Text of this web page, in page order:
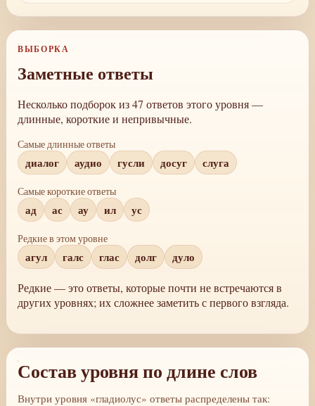
ВЫБОРКА
Заметные ответы
Несколько подборок из 47 ответов этого уровня —
длинные, короткие и непривычные.
Самые длинные ответы
диалог аудио гусли досуг слуга
Самые короткие ответы
ад ас ау ил ус
Редкие в этом уровне
агул галс глас долг дуло
Редкие — это ответы, которые почти не встречаются в
других уровнях; их сложнее заметить с первого взгляда.
Состав уровня по длине слов
Внутри уровня «гладиолус» ответы распределены так: